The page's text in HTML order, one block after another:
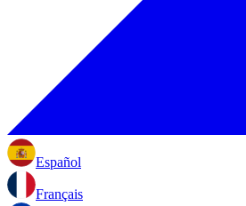
Español
Français